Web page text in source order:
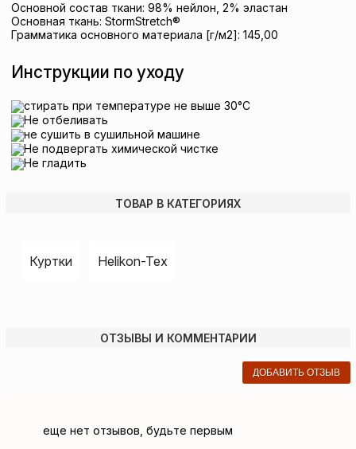
Основной состав ткани: 98% нейлон, 2% эластан
Основная ткань: StormStretch®
Грамматика основного материала [г/м2]: 145,00
Инструкции по уходу
стирать при температуре не выше 30°C
Не отбеливать
не сушить в сушильной машине
Не подвергать химической чистке
Не гладить
ТОВАР В КАТЕГОРИЯХ
Куртки Helikon-Tex
ОТЗЫВЫ И КОММЕНТАРИИ
ДОБАВИТЬ ОТЗЫВ
еще нет отзывов, будьте первым